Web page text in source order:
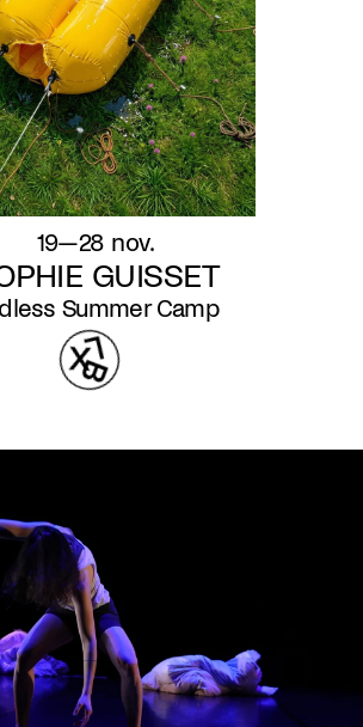
19—28 nov.
GUISSET
Summer Camp